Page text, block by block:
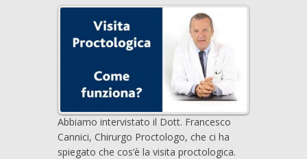
Abbiamo intervistato il Dott. Francesco
Cannici, Chirurgo Proctologo, che ci ha
spiegato che cos’è la visita proctologica.